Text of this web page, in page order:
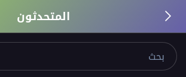
المتحدثون